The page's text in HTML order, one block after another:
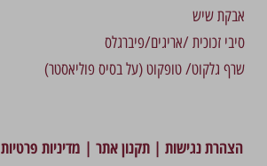
אבקת שיש
סיבי זכוכית /אריגים/פיברגלס
שרף גלקוט/ טופקוט (על בסיס פוליאסטר)
הצהרת נגישות |תקנון אתר | מדיניות פרטיות